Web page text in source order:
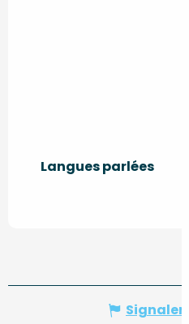
Langues parlées
Langues parlées
Signaler